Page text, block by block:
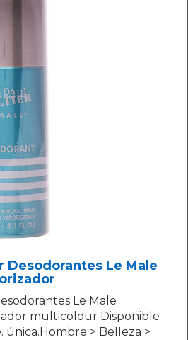
Desodorantes Le Male
Le Male
multicolour Disponible
única.Hombre > Belleza >